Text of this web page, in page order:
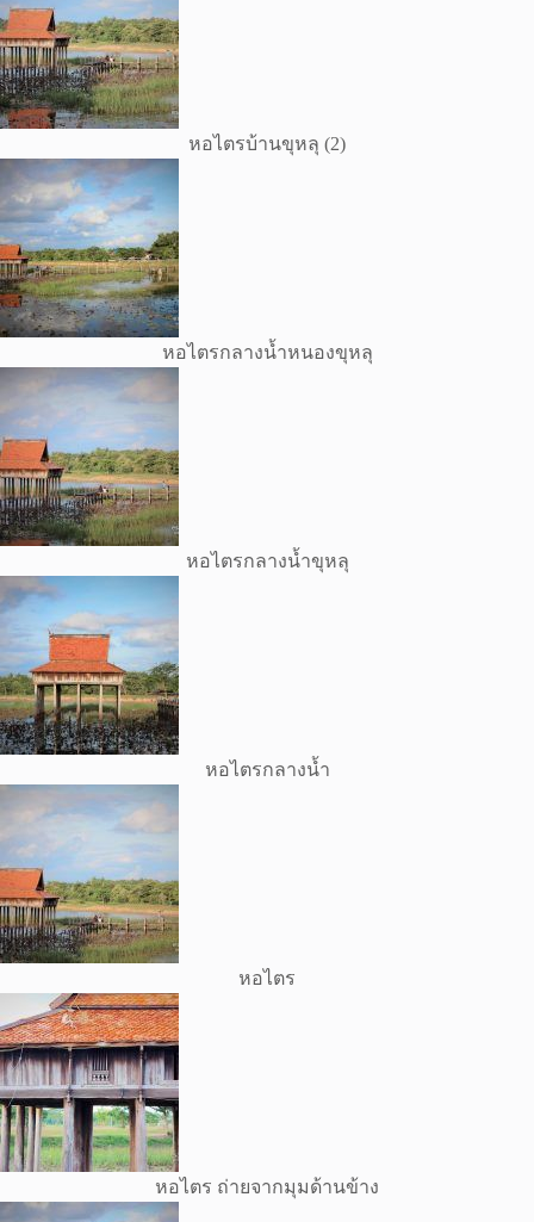
หอไตรบ้านขุหลุ (2)
หอไตรกลางน้ำหนองขุหลุ
หอไตรกลางน้ำขุหลุ
หอไตรกลางน้ำ
หอไตร
หอไตร ถ่ายจากมุมด้านข้าง